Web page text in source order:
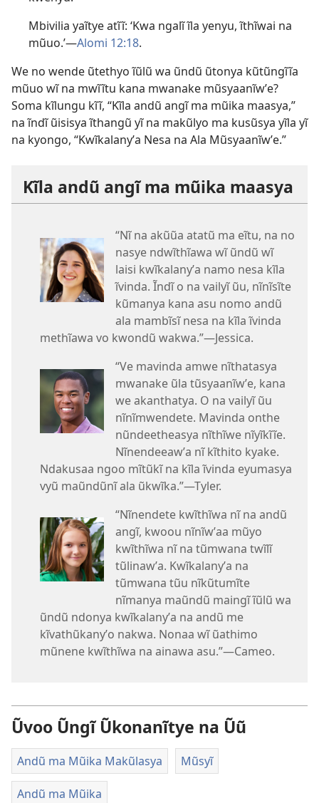
Mbivilia yaĩtye atĩĩ: ‘Kwa ngalĩ ĩla yenyu, ĩthĩwai na
mũuo.’​—Alomi 12:18.
We no wende ũtethyo ĩũlũ wa ũndũ ũtonya kũtũngĩĩa
mũuo wĩ na mwĩĩtu kana mwanake mũsyaanĩwʼe?
Soma kĩlungu kĩĩ, “Kĩla andũ angĩ ma mũika maasya,”
na ĩndĩ ũisisya ĩthangũ yĩ na makũlyo ma kusũsya yĩla yĩ
na kyongo, “Kwĩkalanyʼa Nesa na Ala Mũsyaanĩwʼe.”
Kĩla andũ angĩ ma mũika maasya
“Nĩ na akũũa atatũ ma eĩtu, na no
nasye ndwĩthĩawa wĩ ũndũ wĩ
laisi kwĩkalanyʼa namo nesa kĩla
ĩvinda. Ĩndĩ o na vailyĩ ũu, nĩnĩsĩte
kũmanya kana asu nomo andũ
ala mambĩsĩ nesa na kĩla ĩvinda
methĩawa vo kwondũ wakwa.”​—Jessica.
“Ve mavinda amwe nĩthatasya
mwanake ũla tũsyaanĩwʼe, kana
we akanthatya. O na vailyĩ ũu
nĩnĩmwendete. Mavinda onthe
nũndeetheasya nĩthĩwe nĩyĩkĩĩe.
Nĩnendeeawʼa nĩ kĩthito kyake.
Ndakusaa ngoo mĩtũkĩ na kĩla ĩvinda eyumasya
vyũ maũndũnĩ ala ũkwĩka.”​—Tyler.
“Nĩnendete kwĩthĩwa nĩ na andũ
angĩ, kwoou nĩnĩwʼaa mũyo
kwĩthĩwa nĩ na tũmwana twĩlĩ
tũlinawʼa. Kwĩkalanyʼa na
tũmwana tũu nĩkũtumĩte
nĩmanya maũndũ maingĩ ĩũlũ wa
ũndũ ndonya kwĩkalanyʼa na andũ me
kĩvathũkanyʼo nakwa. Nonaa wĩ ũathimo
mũnene kwĩthĩwa na ainawa asu.”​—Cameo.
Ũvoo Ũngĩ Ũkonanĩtye na Ũũ
Andũ ma Mũika Makũlasya Mũsyĩ
Andũ ma Mũika